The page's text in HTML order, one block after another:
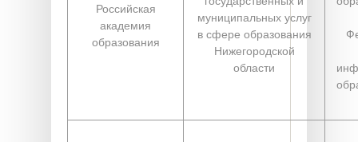
Российская
академия
образования
муниципальных услуг
в сфере образования
Нижегородской
области